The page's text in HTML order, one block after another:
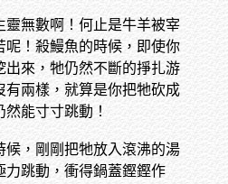
靈無數啊！何止是牛羊被宰
呢！殺鰻魚的時候，即使你
出來，牠仍然不斷的掙扎游
有兩樣，就算是你把牠砍成
能寸寸跳動！
候，剛剛把牠放入滾沸的湯
力跳動，衝得鍋蓋鏗鏗作